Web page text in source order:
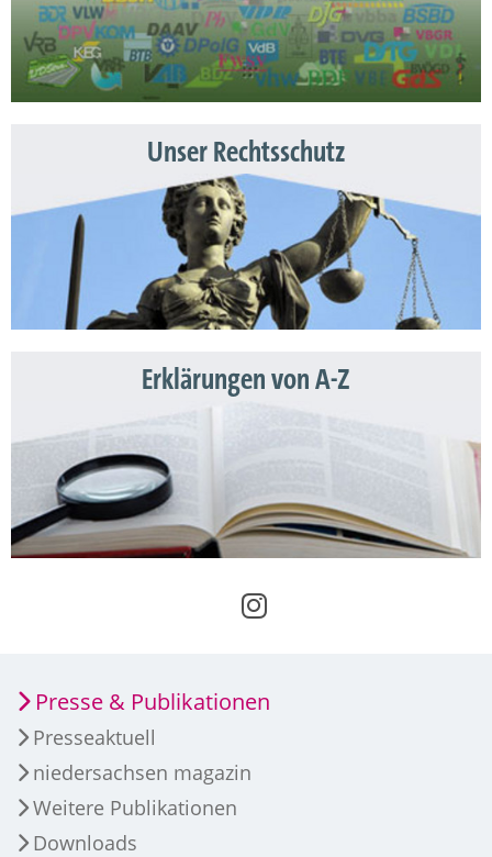
Unser Rechtsschutz
Erklärungen von A-Z
Presse & Publikationen
Presseaktuell
niedersachsen magazin
Weitere Publikationen
Downloads